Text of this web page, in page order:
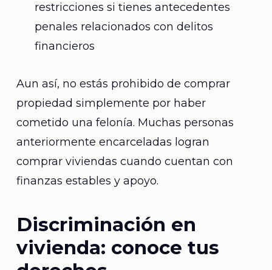
restricciones si tienes antecedentes
penales relacionados con delitos
financieros
Aun así, no estás prohibido de comprar
propiedad simplemente por haber
cometido una felonía. Muchas personas
anteriormente encarceladas logran
comprar viviendas cuando cuentan con
finanzas estables y apoyo.
Discriminación en
vivienda: conoce tus